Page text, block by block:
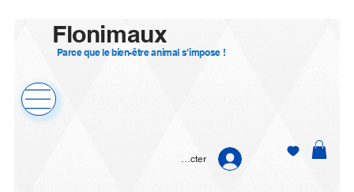
Flonimaux
Parce que le bien-être animal s’impose !
Se connecter